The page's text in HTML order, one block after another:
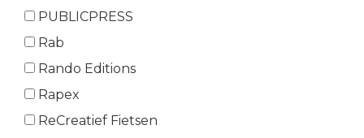
PUBLICPRESS
Rab
Rando Editions
Rapex
ReCreatief Fietsen